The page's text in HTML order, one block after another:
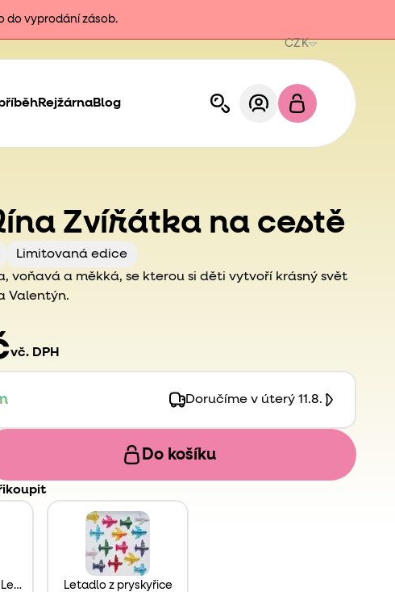
do vyprodání zásob.
CZK
RejžárnaBlog
Zvířátka na cestě
Limitovaná edice
voňavá a měkká, se kterou si děti vytvoří krásný svět
Valentýn.
vč. DPH
Doručíme v úterý 11.8.
Do košíku
Eco Vykrajovátko Letadlo Letadlo z pryskyřice